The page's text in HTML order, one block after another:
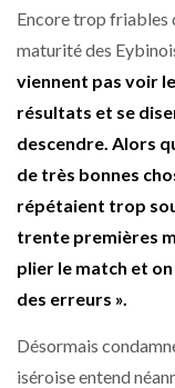
Encore trop friables
maturité des
viennent pas voir
résultats et se
descendre. Alors
de très bonnes
répétaient trop
trente premières
plier le match et
des erreurs ».
Désormais
iséroise entend